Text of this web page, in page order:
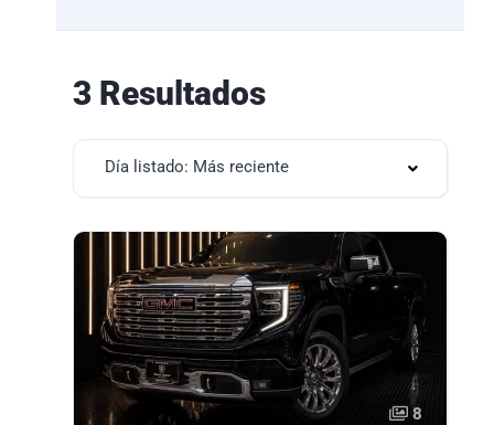
3 Resultados
Día listado: Más reciente
8